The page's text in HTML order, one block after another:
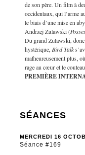
de son père. Un film à
occidentaux, qui l’arme
le biais d’une mise en
Andrzej Zulawski (
Du grand Zulawski,
hystérique, Bird Talk
malheureusement plus,
rage au cœur et le
PREMIÈRE
SÉANCES
MERCREDI 16
Séance #169